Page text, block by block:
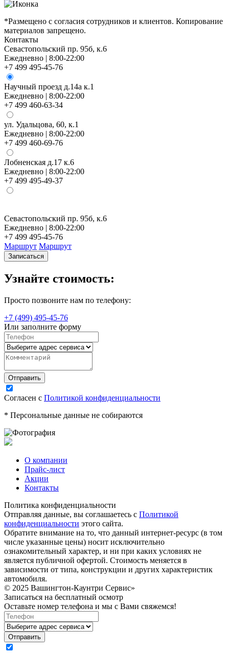
*Размещено с согласия сотрудников и клиентов. Копирование
материалов запрещено.
Контакты
Севастопольский пр. 95б, к.6
Ежедневно | 8:00-22:00
+7 499 495-45-76
Научный проезд д.14а к.1
Ежедневно | 8:00-22:00
+7 499 460-63-34
ул. Удальцова, 60, к.1
Ежедневно | 8:00-22:00
+7 499 460-69-76
Лобненская д.17 к.6
Ежедневно | 8:00-22:00
+7 499 495-49-37
Севастопольский пр. 95б, к.6
Ежедневно | 8:00-22:00
+7 499 495-45-76
Маршрут Маршрут
Записаться
Узнайте стоимость:
Просто позвоните нам по телефону:
+7 (499) 495-45-76
Или заполните форму
Согласен с Политикой конфиденциальности
* Персональные данные не собираются
О компании
Прайс-лист
Акции
Контакты
Политика конфиденциальности
Отправляя данные, вы соглашаетесь с Политикой
конфиденциальности этого сайта.
Обратите внимание на то, что данный интернет-ресурс (в том
числе указанные цены) носит исключительно
ознакомительный характер, и ни при каких условиях не
является публичной офертой. Стоимость меняется в
зависимости от типа, конструкции и других характеристик
автомобиля.
© 2025 Вашингтон-Каунтри Сервис»
Записаться на бесплатный осмотр
Оставьте номер телефона и мы с Вами свяжемся!